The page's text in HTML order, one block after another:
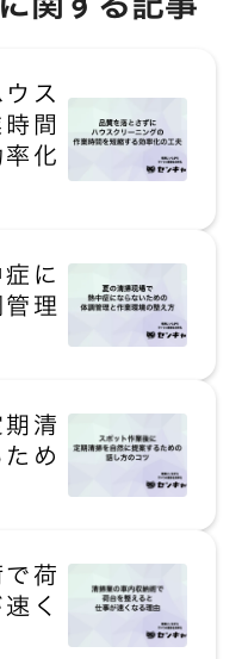
ス
間
化
に
理
清
め
荷
く